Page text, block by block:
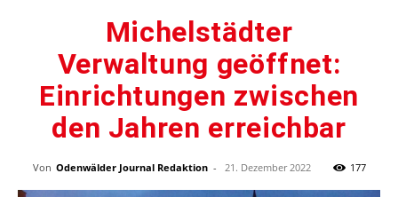
Michelstädter
Verwaltung geöffnet:
Einrichtungen zwischen
den Jahren erreichbar
Von Odenwälder Journal Redaktion - 21. Dezember 2022 177